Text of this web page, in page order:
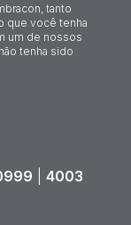
tanto
que você tenha
um de nossos
tenha sido
4003